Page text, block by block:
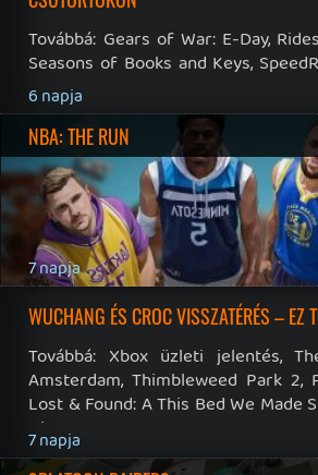
19 éve videójáték minden nap! Copyright 365 Media Kft
Impresszum
Felhasználási feltételek